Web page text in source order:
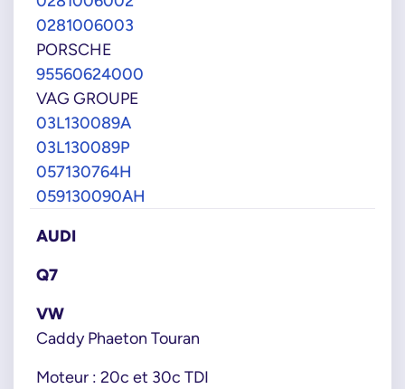
0281006003
PORSCHE
95560624000
VAG GROUPE
03L130089A
03L130089P
057130764H
059130090AH
AUDI
Q7
VW
Caddy Phaeton Touran
Moteur : 20c et 30c TDI